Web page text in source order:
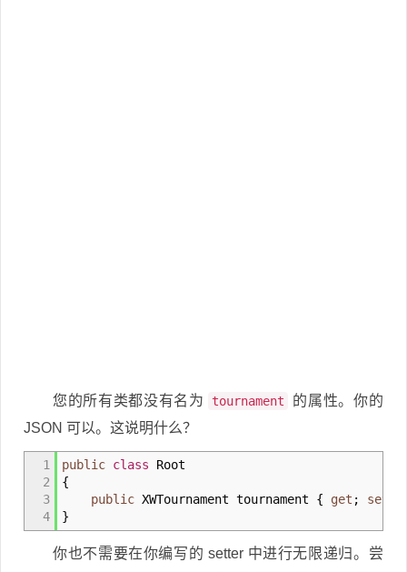
您的所有类都没有名为 tournament
的属性。你的
JSON 可以。这说明什么？
1
2
3
4
public class Root
{
public XWTournament tournament { get ; set
}
你也不需要在你编写的 setter 中进行无限递归。尝